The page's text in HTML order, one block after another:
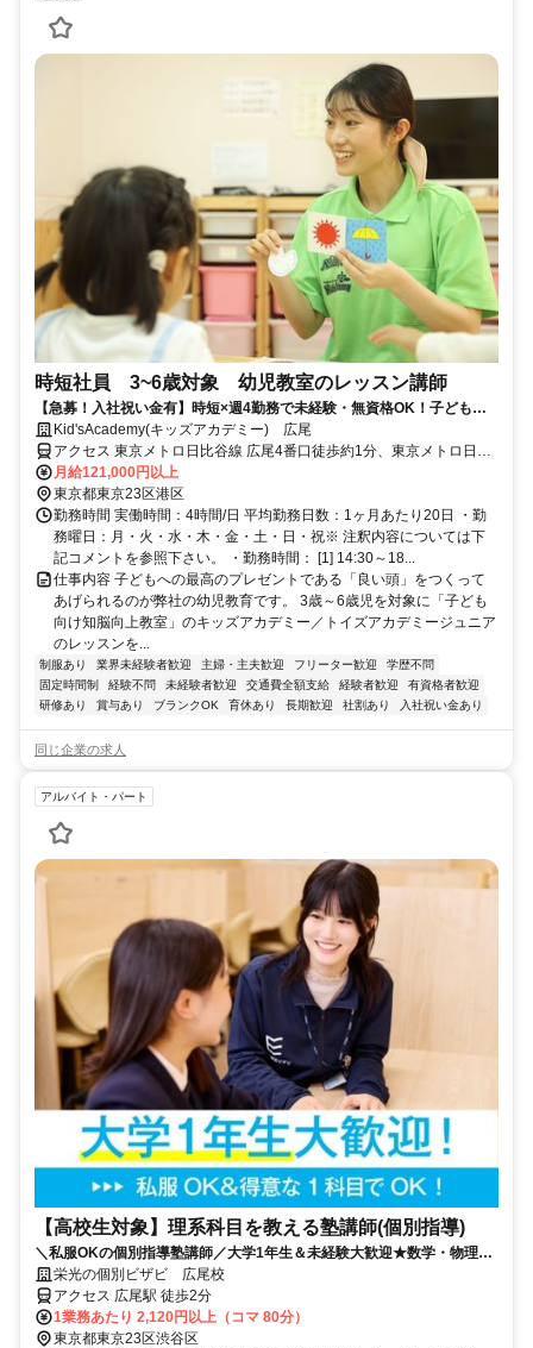
時短社員 3~6歳対象 幼児教室のレッスン講師
【急募！入社祝い金有】時短×週4勤務で未経験・無資格OK！子ども好
きな方にオススメの幼児教育スタッフ！
Kid'sAcademy(キッズアカデミー) 広尾
アクセス 東京メトロ日比谷線 広尾4番口徒歩約1分、東京メトロ日比
谷線 六本木1c口徒歩約20分、東京メトロ千代田線 乃木坂5番口徒歩
約20分
月給121,000円以上
東京都東京23区港区
勤務時間 実働時間：4時間/日 平均勤務日数：1ヶ月あたり20日 ・勤
務曜日：月・火・水・木・金・土・日・祝※ 注釈内容については下
記コメントを参照下さい。 ・勤務時間： [1] 14:30～18...
仕事内容 子どもへの最高のプレゼントである「良い頭」をつくって
あげられるのが弊社の幼児教育です。 3歳～6歳児を対象に「子ども
向け知脳向上教室」のキッズアカデミー／トイズアカデミージュニア
のレッスンを...
制服あり 業界未経験者歓迎 主婦・主夫歓迎 フリーター歓迎
学歴不問
固定時間制
経験不問 未経験者歓迎 交通費全額支給 経験者歓迎
有資格者歓迎
研修あり
賞与あり ブランクOK 育休あり 長期歓迎 社割あり 入社祝い金あり
同じ企業の求人
アルバイト・パート
【高校生対象】理系科目を教える塾講師(個別指導)
＼私服OKの個別指導塾講師／大学1年生＆未経験大歓迎★数学・物理・
化学など得意な1科目でOK！週1日・80分～OK♪大学生多数活躍中！
栄光の個別ビザビ 広尾校
アクセス 広尾駅 徒歩2分
1業務あたり 2,120円以上（コマ 80分）
東京都東京23区渋谷区